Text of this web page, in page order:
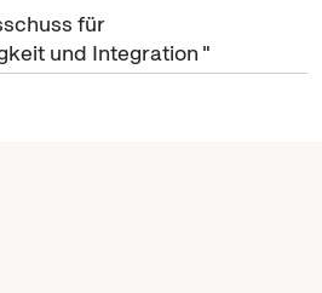
für
und Integration "